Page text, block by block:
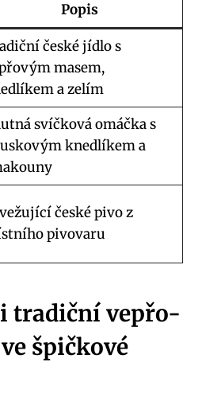
Popis
české jídlo s
masem,
a zelím
svíčková omáčka s
knedlíkem a
české pivo z
pivovaru
tradiční vepřo-
špičkové